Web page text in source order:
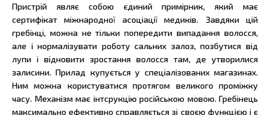
Пристрій являє собою єдиний примірник, який має
сертифікат міжнародної асоціації медиків. Завдяки цій
гребінці, можна не тільки попередити випадання волосся,
але і нормалізувати роботу сальних залоз, позбутися від
лупи і відновити зростання волосся там, де утворилися
залисини. Прилад купується у спеціалізованих магазинах.
Ним можна користуватися протягом великого проміжку
часу. Механізм має інтсрукцію російською мовою. Гребінець
максимально ефективно справляється зі своєю функцією і є